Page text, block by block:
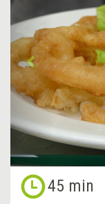
45 min